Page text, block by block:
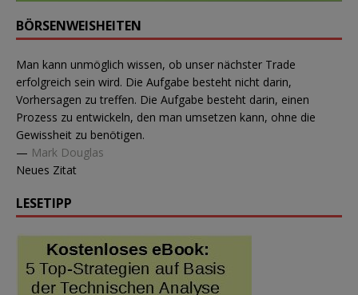
BÖRSENWEISHEITEN
Man kann unmöglich wissen, ob unser nächster Trade
erfolgreich sein wird. Die Aufgabe besteht nicht darin,
Vorhersagen zu treffen. Die Aufgabe besteht darin, einen
Prozess zu entwickeln, den man umsetzen kann, ohne die
Gewissheit zu benötigen.
— Mark Douglas
Neues Zitat
LESETIPP